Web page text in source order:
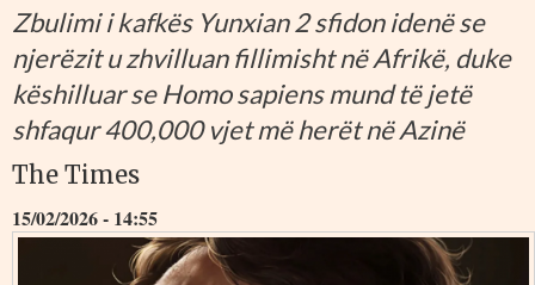
Zbulimi i kafkës Yunxian 2 sfidon idenë se
njerëzit u zhvilluan fillimisht në Afrikë, duke
këshilluar se Homo sapiens mund të jetë
shfaqur 400,000 vjet më herët në Azinë
The Times
15/02/2026 - 14:55